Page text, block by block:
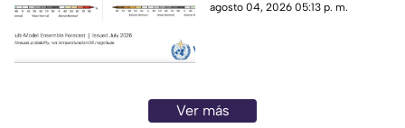
para lluvias irregulares
fenómeno de “El Niño” podría
elevadas en distintas regiones
del mundo, incluyendo
agosto 04, 2026 05:13 p. m.
Ver más